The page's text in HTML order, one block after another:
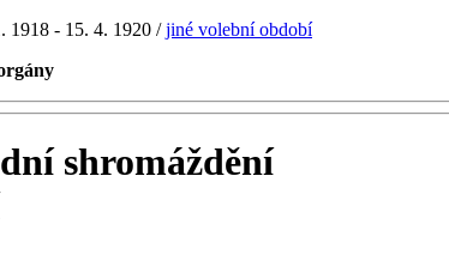
1918 - 15. 4. 1920 /jiné volební období
shromáždění